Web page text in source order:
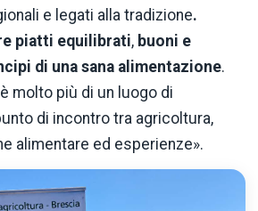
e legati alla tradizione.
piatti equilibrati, buoni e
di una sana alimentazione.
molto più di un luogo di
di incontro tra agricoltura,
alimentare ed esperienze».